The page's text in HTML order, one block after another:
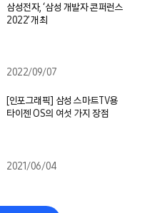
삼성전자, ‘삼성 개발자 콘퍼런스
2022’ 개최
2022/09/07
[인포그래픽] 삼성 스마트TV용
타이젠 OS의 여섯 가지 장점
2021/06/04